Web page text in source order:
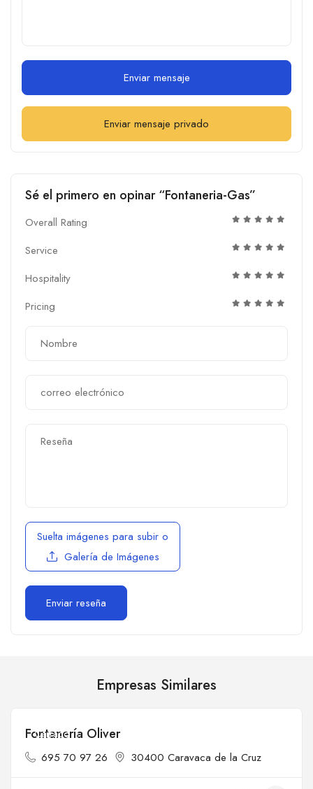
Enviar mensaje
Enviar mensaje privado
Sé el primero en opinar “Fontaneria-Gas”
Overall Rating
Service
Hospitality
Pricing
Suelta imágenes para subir o
Galería de Imágenes
Empresas Similares
Cerrado
Fontanería Oliver
695 70 97 26 30400 Caravaca de la Cruz